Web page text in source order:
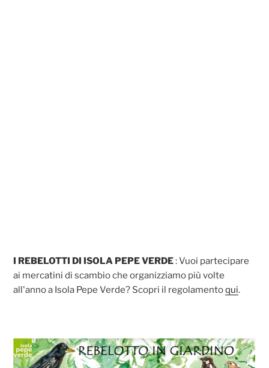
I REBELOTTI DI ISOLA PEPE VERDE: Vuoi partecipare
ai mercatini di scambio che organizziamo più volte
all'anno a Isola Pepe Verde? Scopri il regolamentoqui.